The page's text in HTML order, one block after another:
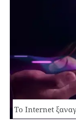
Το Internet